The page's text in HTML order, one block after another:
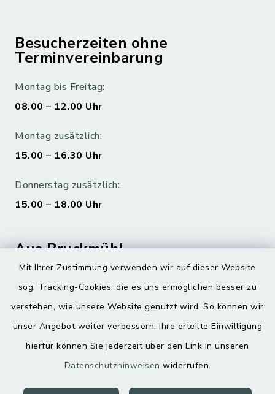
Mit Ihrer Zustimmung verwenden wir auf dieser Website
sog. Tracking-Cookies, die es uns ermöglichen besser zu
verstehen, wie unsere Website genutzt wird. So können wir
unser Angebot weiter verbessern. Ihre erteilte Einwilligung
hierfür können Sie jederzeit über den Link in unseren
Datenschutzhinweisen widerrufen.
Besucherzeiten ohne
Terminvereinbarung
Montag bis Freitag:
08.00 – 12.00 Uhr
Montag zusätzlich:
15.00 – 16.30 Uhr
Donnerstag zusätzlich:
15.00 – 18.00 Uhr
Aus Bruckmühl
Digitaler Ortsplan